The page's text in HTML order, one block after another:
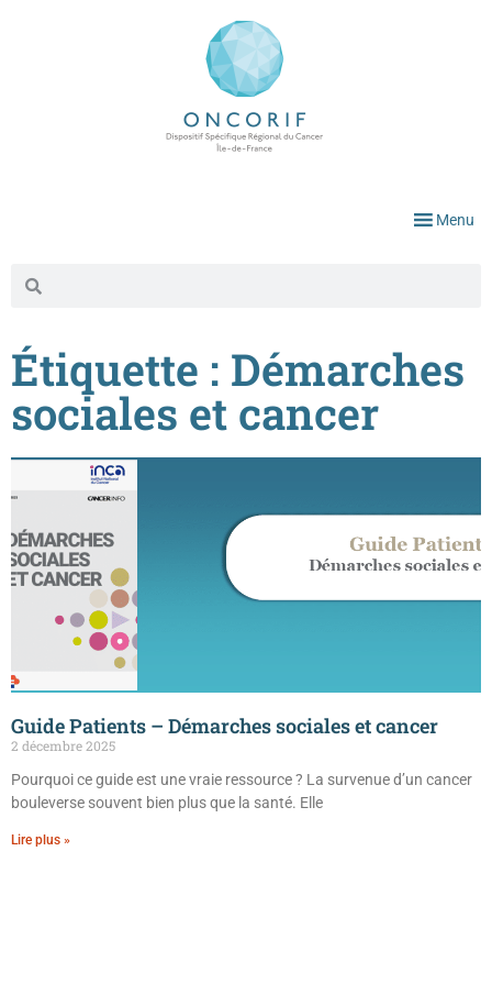
Menu
Étiquette : Démarches
sociales et cancer
Guide Patients – Démarches sociales et cancer
2 décembre 2025
Pourquoi ce guide est une vraie ressource ? La survenue d’un cancer
bouleverse souvent bien plus que la santé. Elle
Lire plus »